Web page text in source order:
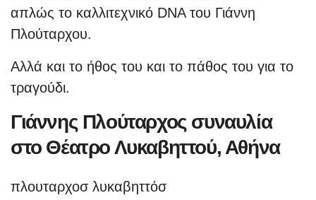
απλώς το καλλιτεχνικό DNA του Γιάννη
Πλούταρχου.
Aλλά και το ήθος του και το πάθος του για το
τραγούδι.
Γιάννης Πλούταρχος συναυλία
στο Θέατρο Λυκαβηττού, Αθήνα
πλουταρχοσ λυκαβηττόσ